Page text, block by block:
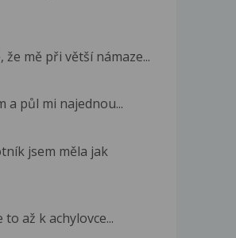
mě při větší námaze...
a půl mi najednou...
jsem měla jak
až k achylovce...